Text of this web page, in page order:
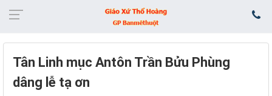
Tân Linh mục Antôn Trần Bửu Phùng
dâng lễ tạ ơn